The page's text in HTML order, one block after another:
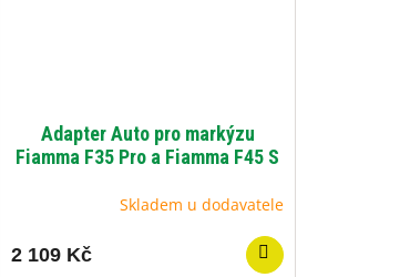
Adapter Auto pro markýzu
Fiamma F35 Pro a Fiamma F45 S
Skladem u dodavatele
2 109 Kč